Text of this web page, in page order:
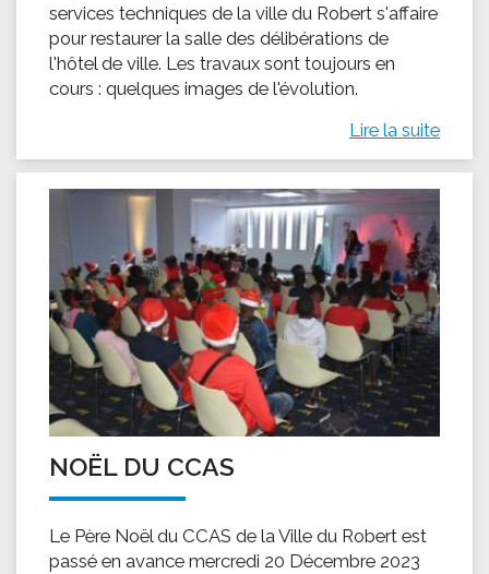
services techniques de la ville du Robert s'affaire
pour restaurer la salle des délibérations de
l'hôtel de ville. Les travaux sont toujours en
cours : quelques images de l'évolution.
Lire la suite
NOËL DU CCAS
Le Père Noël du CCAS de la Ville du Robert est
passé en avance mercredi 20 Décembre 2023